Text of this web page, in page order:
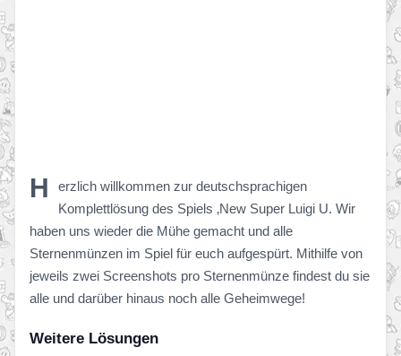
H
erzlich willkommen zur deutschsprachigen
Komplettlösung des Spiels ‚New Super Luigi U. Wir
haben uns wieder die Mühe gemacht und alle
Sternenmünzen im Spiel für euch aufgespürt. Mithilfe von
jeweils zwei Screenshots pro Sternenmünze findest du sie
alle und darüber hinaus noch alle Geheimwege!
Weitere Lösungen